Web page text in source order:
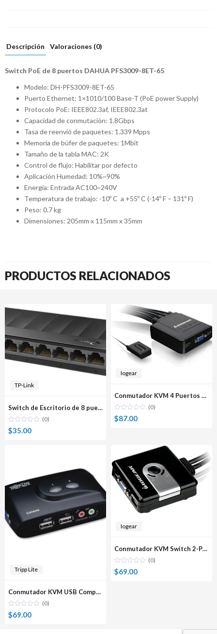
Descripción Valoraciones (0)
Switch PoE de 8 puertos DAHUA PFS3009-8ET-65
Modelo: DH-PFS3009-8ET-65
Puerto Ethernet: 1×1010/100 Base-T (PoE power Supply)
Protocolo PoE: IEEE802.3af, IEEE802.3at
Capacidad de conmutación: 1.8Gbps
Tasa de reenvió de paquetes: 1.339 Mpps
Memoria de búfer de paquetes: 1Mbit
Tamaño de la tabla MAC: 2K
Control de flujo: Habilitar por defecto
Aplicación Humedad: 10%~90%
Energía: Entrada AC100~240V
Temperatura de trabajo: -10º C a +55º C (-14º F – 131º F)
Peso: 0.7 kg
Dimensiones: 205mm x 115mm x 35mm
PRODUCTOS RELACIONADOS
TP-Link
Switch de Escritorio de 8 puertos Gigabit TP-Link
(0)
$35.00
Iogear
Conmutador KVM 4 Puertos USB IOGEAR
(0)
$87.00
Tripp Lite
Conmutador KVM USB Compacto con audio Tripp Lite
(0)
$69.00
Iogear
Conmutador KVM Switch 2-Port USB GCS42UW6
(0)
$69.00